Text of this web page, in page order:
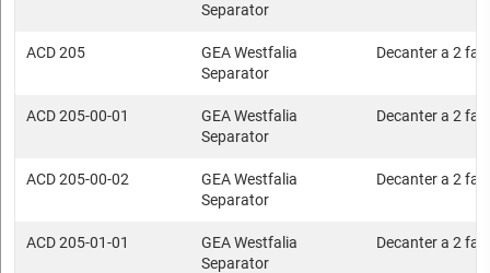
Separator
ACD 205
GEA Westfalia
Separator
Decanter a 2 fasi
ACD 205-00-01
GEA Westfalia
Separator
Decanter a 2 fasi
ACD 205-00-02
GEA Westfalia
Separator
Decanter a 2 fasi
ACD 205-01-01
GEA Westfalia
Separator
Decanter a 2 fasi